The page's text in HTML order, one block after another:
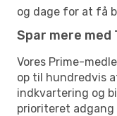
og dage for at få
Spar mere med
Vores Prime-
op til hundredvis
indkvartering og
prioriteret